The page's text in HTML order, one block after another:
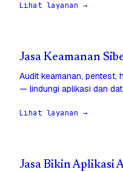
Lihat layanan →
Jasa Keamanan
Audit keamanan, pentest,
— lindungi aplikasi dan
Lihat layanan →
Jasa Bikin Aplikasi